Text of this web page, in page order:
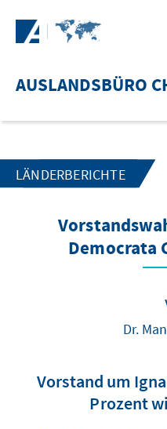
AUSLANDSBÜRO
LÄNDERBERICHTE
Democrata
Dr.
Vorstand um
Prozent